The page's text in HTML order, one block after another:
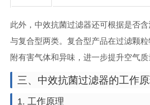
此外，中效抗菌过滤器还可根据是否
与复合型两类。复合型产品在过滤颗
附有害气体和异味，进一步提升空气质
三、中效抗菌过滤器的工作
1. 工作原理